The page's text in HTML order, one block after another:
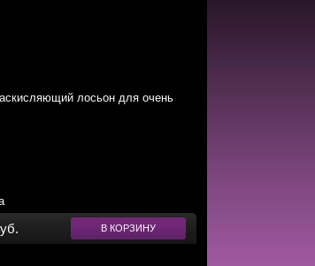
лосьон для очень
В КОРЗИНУ